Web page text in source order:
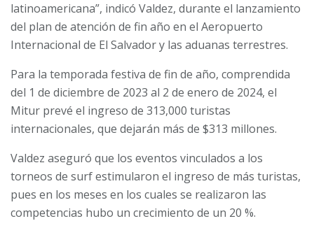
latinoamericana”, indicó Valdez, durante el lanzamiento
del plan de atención de fin año en el Aeropuerto
Internacional de El Salvador y las aduanas terrestres.
Para la temporada festiva de fin de año, comprendida
del 1 de diciembre de 2023 al 2 de enero de 2024, el
Mitur prevé el ingreso de 313,000 turistas
internacionales, que dejarán más de $313 millones.
Valdez aseguró que los eventos vinculados a los
torneos de surf estimularon el ingreso de más turistas,
pues en los meses en los cuales se realizaron las
competencias hubo un crecimiento de un 20 %.